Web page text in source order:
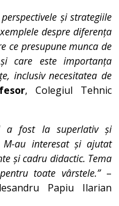
și strategiile
despre diferența
ce presupune munca de
care este importanța
inclusiv necesitatea de
, Colegiul Tehnic
a fost la superlativ și
au interesat și ajutat
și cadru didactic. Tema
toate vârstele.”–
Papiu Ilarian